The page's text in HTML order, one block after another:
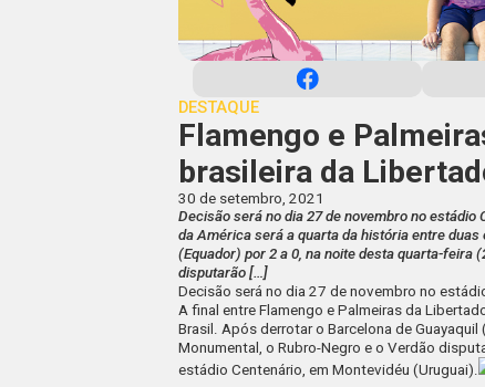
DESTAQUE
Flamengo e
brasileira da
30 de setembro, 2021
Decisão será no dia 27 de novembro no
da América será a quarta da história entre
(Equador) por 2 a 0, na noite desta quarta-feira
disputarão […]
Decisão será no dia 27 de novembro no
A final entre Flamengo e Palmeiras da
Brasil. Após derrotar o Barcelona de
Monumental, o Rubro-Negro e o Verdão
estádio Centenário, em Montevidéu (Uruguai).